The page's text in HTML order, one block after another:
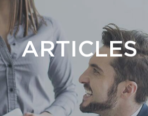
ARTICLES